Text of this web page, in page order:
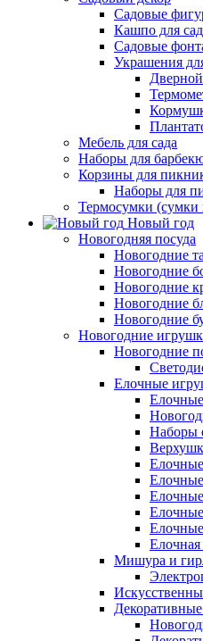
Садовые
Кашпо для
Садовые
Украшения
Мебель для сада
Наборы для
Корзины для
Наборы для
Термосумки (сумки
Новый год
Новогодняя посуда
Новогодние
Новогодние
Новогодние
Новогодние
Новогодние
Новогодние
Новогодние
Елочные
Наборы
Мишура и